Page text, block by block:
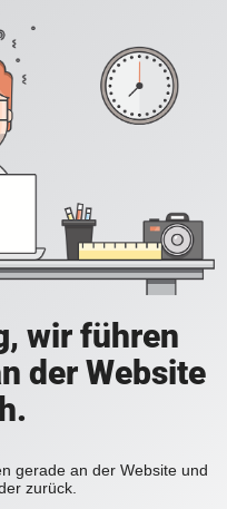
wir führen
der Website
gerade an der Website und
zurück.